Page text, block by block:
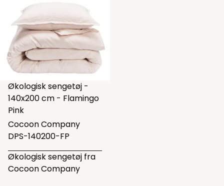
Økologisk sengetøj -
140x200 cm - Flamingo
Pink
Cocoon Company
DPS-140200-FP
Økologisk sengetøj fra
Cocoon Company